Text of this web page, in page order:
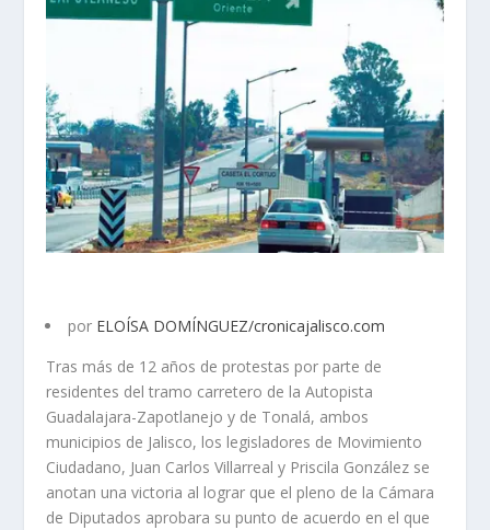
por ELOÍSA DOMÍNGUEZ/cronicajalisco.com
Tras más de 12 años de protestas por parte de
residentes del tramo carretero de la Autopista
Guadalajara-Zapotlanejo y de Tonalá, ambos
municipios de Jalisco, los legisladores de Movimiento
Ciudadano, Juan Carlos Villarreal y Priscila González se
anotan una victoria al lograr que el pleno de la Cámara
de Diputados aprobara su punto de acuerdo en el que